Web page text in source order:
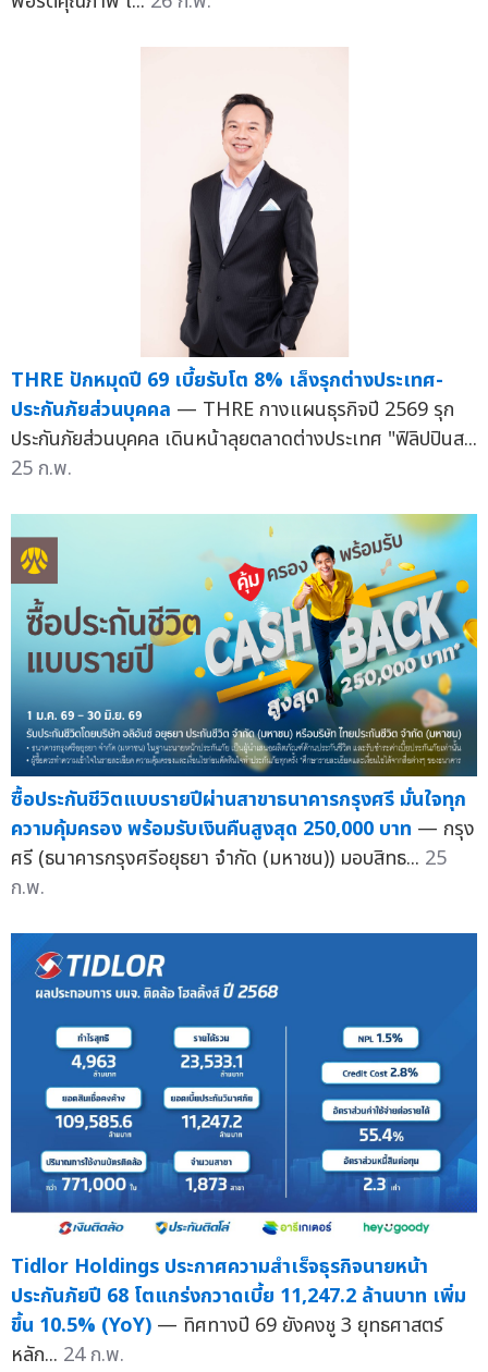
THRE ปักหมุดปี 69 เบี้ยรับโต 8% เล็งรุกต่างประเทศ-
ประกันภัยส่วนบุคคล — THRE กางแผนธุรกิจปี 2569 รุก
ประกันภัยส่วนบุคคล เดินหน้าลุยตลาดต่างประเทศ "ฟิลิปปินส...
25 ก.พ.
ซื้อประกันชีวิตแบบรายปีผ่านสาขาธนาคารกรุงศรี มั่นใจทุก
ความคุ้มครอง พร้อมรับเงินคืนสูงสุด 250,000 บาท — กรุง
ศรี (ธนาคารกรุงศรีอยุธยา จำกัด (มหาชน)) มอบสิทธ... 25
ก.พ.
Tidlor Holdings ประกาศความสำเร็จธุรกิจนายหน้า
ประกันภัยปี 68 โตแกร่งกวาดเบี้ย 11,247.2 ล้านบาท เพิ่ม
ขึ้น 10.5% (YoY) — ทิศทางปี 69 ยังคงชู 3 ยุทธศาสตร์
หลัก... 24 ก.พ.